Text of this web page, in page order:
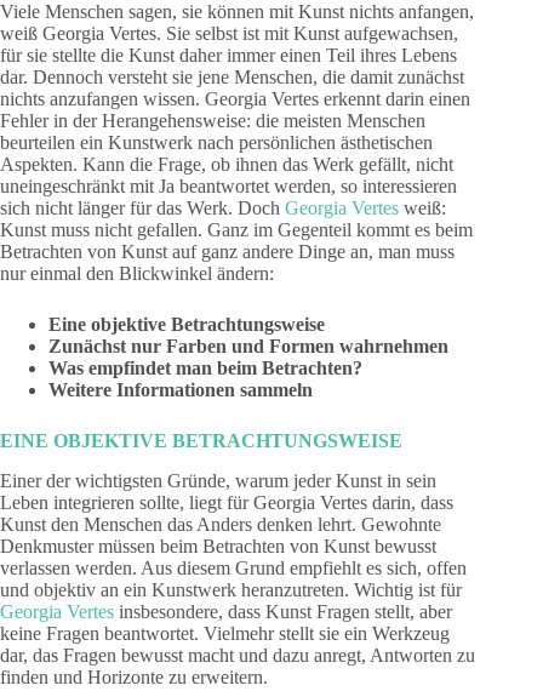
Viele Menschen sagen, sie können mit Kunst nichts anfangen,
weiß Georgia Vertes. Sie selbst ist mit Kunst aufgewachsen,
für sie stellte die Kunst daher immer einen Teil ihres Lebens
dar. Dennoch versteht sie jene Menschen, die damit zunächst
nichts anzufangen wissen. Georgia Vertes erkennt darin einen
Fehler in der Herangehensweise: die meisten Menschen
beurteilen ein Kunstwerk nach persönlichen ästhetischen
Aspekten. Kann die Frage, ob ihnen das Werk gefällt, nicht
uneingeschränkt mit Ja beantwortet werden, so interessieren
sich nicht länger für das Werk. Doch Georgia Vertes weiß:
Kunst muss nicht gefallen. Ganz im Gegenteil kommt es beim
Betrachten von Kunst auf ganz andere Dinge an, man muss
nur einmal den Blickwinkel ändern:
Eine objektive Betrachtungsweise
Zunächst nur Farben und Formen wahrnehmen
Was empfindet man beim Betrachten?
Weitere Informationen sammeln
EINE OBJEKTIVE BETRACHTUNGSWEISE
Einer der wichtigsten Gründe, warum jeder Kunst in sein
Leben integrieren sollte, liegt für Georgia Vertes darin, dass
Kunst den Menschen das Anders denken lehrt. Gewohnte
Denkmuster müssen beim Betrachten von Kunst bewusst
verlassen werden. Aus diesem Grund empfiehlt es sich, offen
und objektiv an ein Kunstwerk heranzutreten. Wichtig ist für
Georgia Vertes insbesondere, dass Kunst Fragen stellt, aber
keine Fragen beantwortet. Vielmehr stellt sie ein Werkzeug
dar, das Fragen bewusst macht und dazu anregt, Antworten zu
finden und Horizonte zu erweitern.